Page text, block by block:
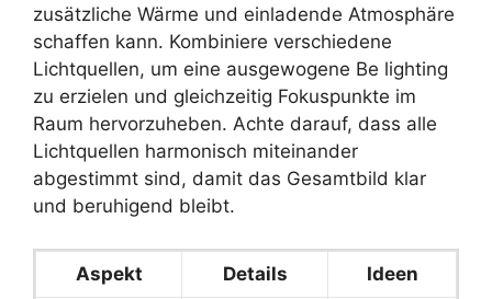
zusätzliche Wärme und einladende Atmosphäre
schaffen kann. Kombiniere verschiedene
Lichtquellen, um eine ausgewogene Be lighting
zu erzielen und gleichzeitig Fokuspunkte im
Raum hervorzuheben. Achte darauf, dass alle
Lichtquellen harmonisch miteinander
abgestimmt sind, damit das Gesamtbild klar
und beruhigend bleibt.
Aspekt Details Ideen